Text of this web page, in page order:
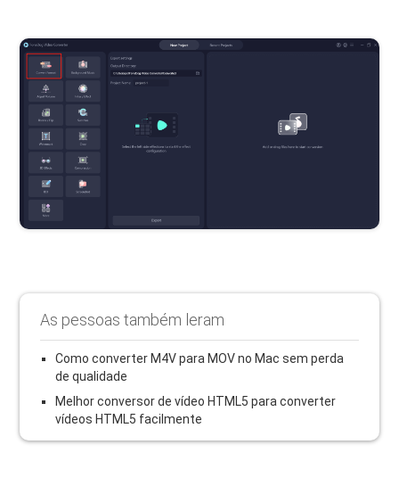
As pessoas também leram
Como converter M4V para MOV no Mac sem perda
de qualidade
Melhor conversor de vídeo HTML5 para converter
vídeos HTML5 facilmente